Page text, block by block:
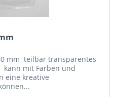
mm teilbar transparentes
kann mit Farben und
eine kreative